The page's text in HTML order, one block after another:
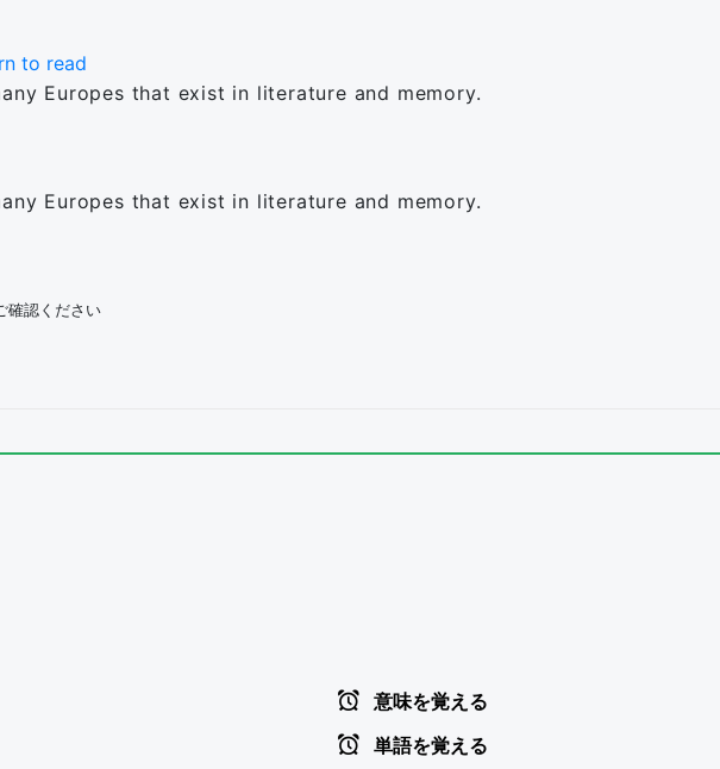
to read
Europes that exist in literature and memory.
Europes that exist in literature and memory.
確認ください
意味を覚える
単語を覚える